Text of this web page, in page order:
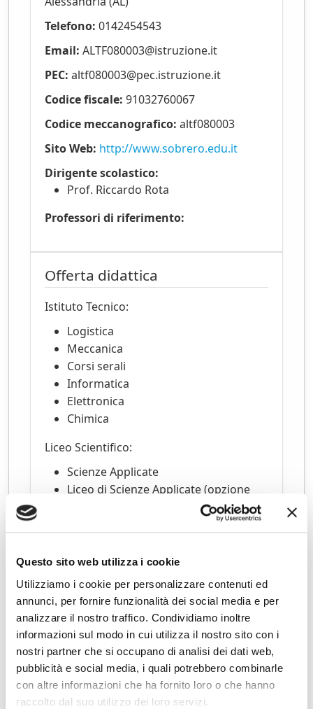
Questo sito web utilizza i cookie
Utilizziamo i cookie per personalizzare contenuti ed
annunci, per fornire funzionalità dei social media e per
analizzare il nostro traffico. Condividiamo inoltre
informazioni sul modo in cui utilizza il nostro sito con i
nostri partner che si occupano di analisi dei dati web,
pubblicità e social media, i quali potrebbero combinarle
con altre informazioni che ha fornito loro o che hanno
raccolto dal suo utilizzo dei loro servizi.
Telefono: 0142454543
Email: ALTF080003@istruzione.it
PEC: altf080003@pec.istruzione.it
Codice fiscale: 91032760067
Codice meccanografico: altf080003
Sito Web: http://www.sobrero.edu.it
Dirigente scolastico:
Prof. Riccardo Rota
Professori di riferimento:
Offerta didattica
Istituto Tecnico:
Logistica
Meccanica
Corsi serali
Informatica
Elettronica
Chimica
Liceo Scientifico:
Scienze Applicate
Liceo di Scienze Applicate (opzione
Applicate (quadriennale)
Liceo Biomedico al Sobrero
Numeri della scuola
Alunni: 1190
Classi: 60
Come si entra in azienda?
I progetti per l'Università